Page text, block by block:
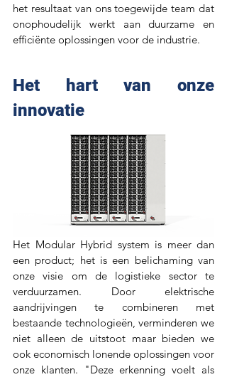
het resultaat van ons toegewijde team dat
onophoudelijk werkt aan duurzame en
efficiënte oplossingen voor de industrie.
Het hart van onze
innovatie
Het Modular Hybrid system is meer dan
een product; het is een belichaming van
onze visie om de logistieke sector te
verduurzamen. Door elektrische
aandrijvingen te combineren met
bestaande technologieën, verminderen we
niet alleen de uitstoot maar bieden we
ook economisch lonende oplossingen voor
onze klanten. "Deze erkenning voelt als